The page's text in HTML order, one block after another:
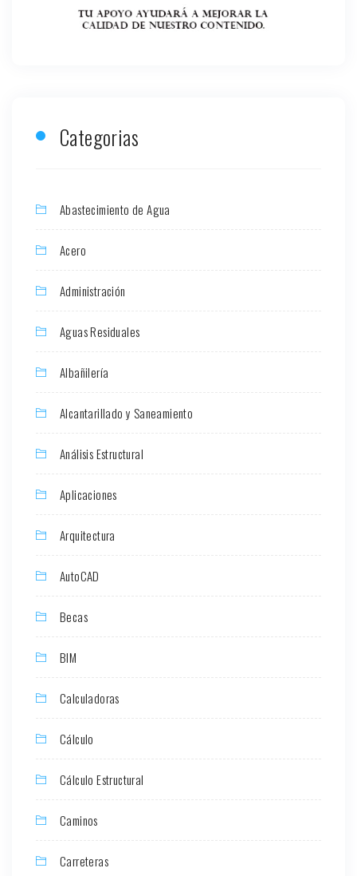
Categorias
Abastecimiento de Agua
Acero
Administración
Aguas Residuales
Albañilería
Alcantarillado y Saneamiento
Análisis Estructural
Aplicaciones
Arquitectura
AutoCAD
Becas
BIM
Calculadoras
Cálculo
Cálculo Estructural
Caminos
Carreteras